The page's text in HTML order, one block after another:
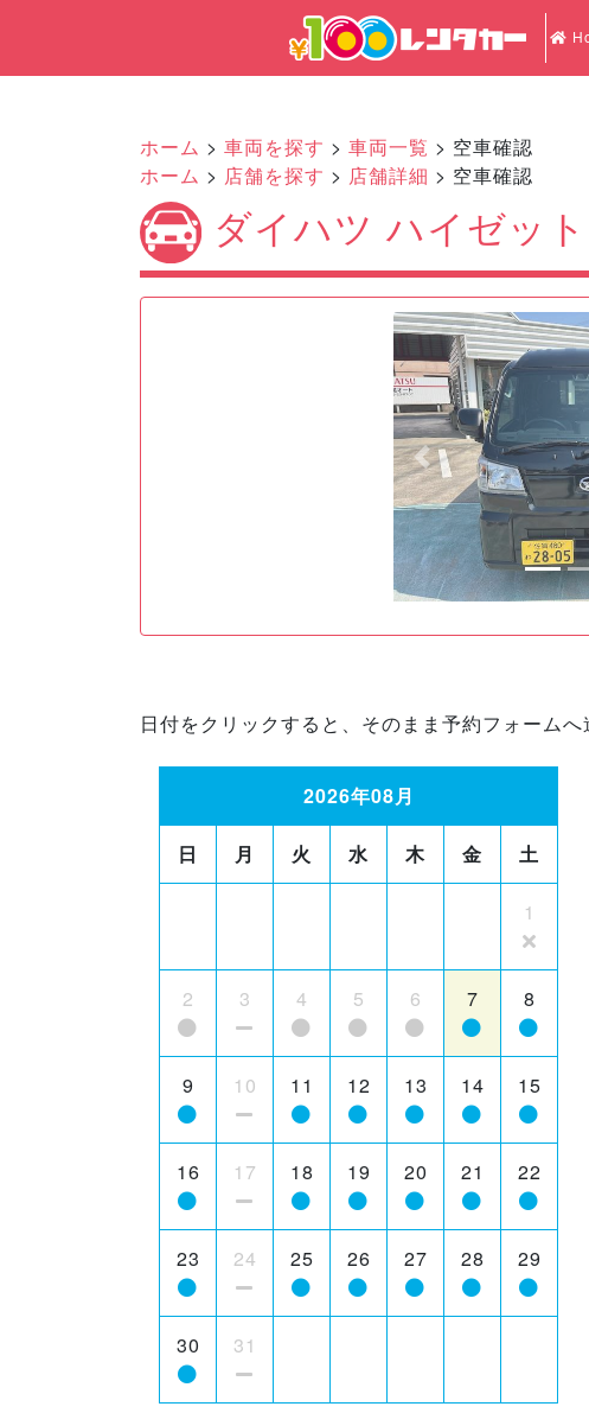
ホーム > 車両を探す > 車両一覧 > 空車確認
ホーム > 店舗を探す > 店舗詳細 > 空車確認
ダイハツ ハイゼッ
Previous
日付をクリックすると、そのまま予約フォームへ
2026年08月
日 月 火 水 木 金 土
1
2 3 4 5 6 7 8
9 10 11 12 13 14 15
16 17 18 19 20 21 22
23 24 25 26 27 28 29
30 31